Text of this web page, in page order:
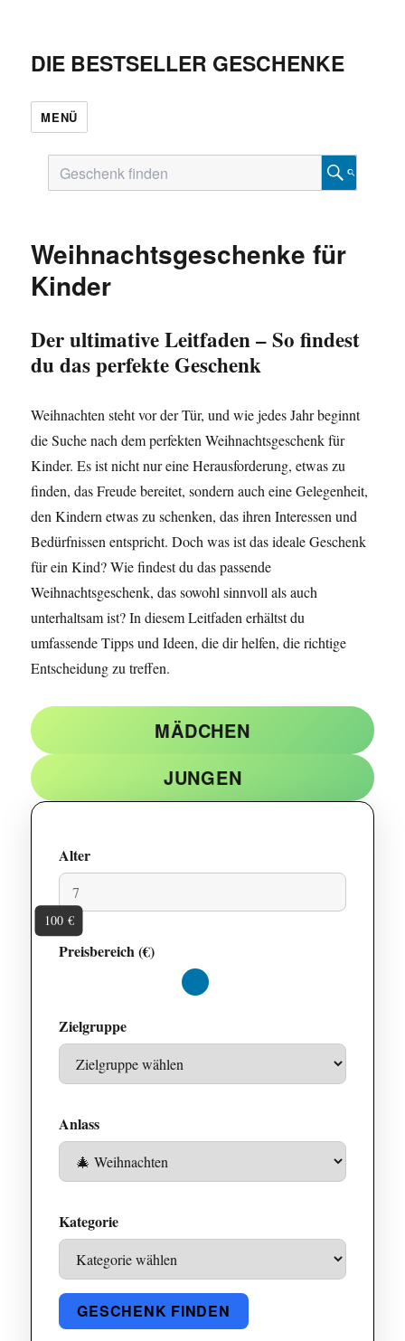
DIE BESTSELLER GESCHENKE
MENÜ
Weihnachtsgeschenke für
Kinder
Der ultimative Leitfaden – So findest
du das perfekte Geschenk
Weihnachten steht vor der Tür, und wie jedes Jahr beginnt
die Suche nach dem perfekten Weihnachtsgeschenk für
Kinder. Es ist nicht nur eine Herausforderung, etwas zu
finden, das Freude bereitet, sondern auch eine Gelegenheit,
den Kindern etwas zu schenken, das ihren Interessen und
Bedürfnissen entspricht. Doch was ist das ideale Geschenk
für ein Kind? Wie findest du das passende
Weihnachtsgeschenk, das sowohl sinnvoll als auch
unterhaltsam ist? In diesem Leitfaden erhältst du
umfassende Tipps und Ideen, die dir helfen, die richtige
Entscheidung zu treffen.
MÄDCHEN
JUNGEN
Alter
Preisbereich (€)
100 €
Zielgruppe
Anlass
Kategorie
GESCHENK FINDEN